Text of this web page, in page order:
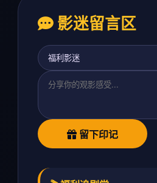
影迷留言区
留下印记